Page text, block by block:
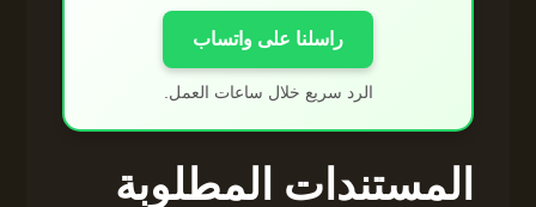
راسلنا على واتساب
الرد سريع خلال ساعات العمل.
المستندات المطلوبة